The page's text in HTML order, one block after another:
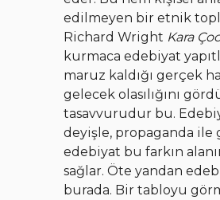
edilmeyen bir etnik
Richard Wright Kara
kurmaca edebiyat
maruz kaldığı gerçek
gelecek olasılığını
tasavvurudur bu.
deyişle, propaganda ile
edebiyat bu farkın
sağlar. Öte yandan
burada. Bir tabloyu